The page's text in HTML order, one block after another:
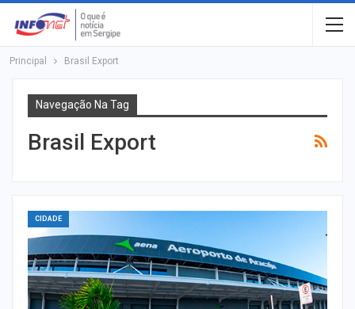
Principal Brasil Export
Navegação Na Tag
Brasil Export
CIDADE